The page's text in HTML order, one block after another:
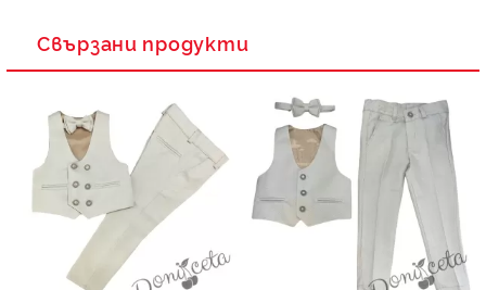
Свързани продукти